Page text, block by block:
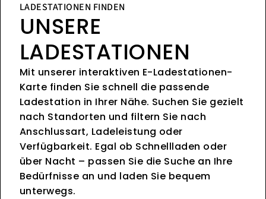
LADESTATIONEN FINDEN
UNSERE
LADESTATIONEN
Mit unserer interaktiven E-Ladestationen-
Karte finden Sie schnell die passende
Ladestation in Ihrer Nähe. Suchen Sie gezielt
nach Standorten und filtern Sie nach
Anschlussart, Ladeleistung oder
Verfügbarkeit. Egal ob Schnellladen oder
über Nacht – passen Sie die Suche an Ihre
Bedürfnisse an und laden Sie bequem
unterwegs.